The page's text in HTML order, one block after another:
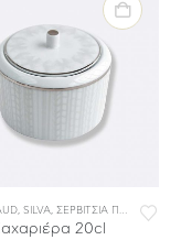
ΦΑΓΗΤΟΥ
, SILVA, ΣΕΡΒΙΤΣΙΑ ΠΟΡΣΕΛΑΝΗΣ
20cl